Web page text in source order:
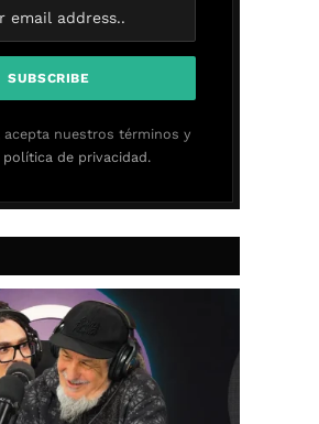
acepta nuestros términos y
política de privacidad.